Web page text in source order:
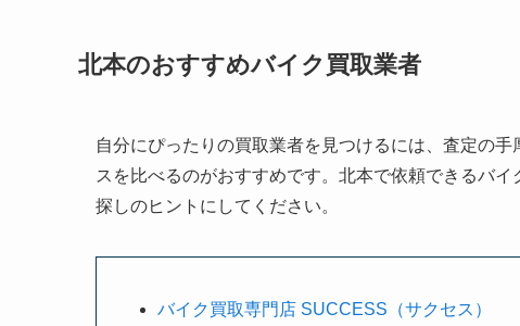
北本のおすすめバイク買取業者
自分にぴったりの買取業者を見つけるには、査定の
スを比べるのがおすすめです。北本で依頼できるバ
探しのヒントにしてください。
バイク買取専門店 SUCCESS（サクセス）